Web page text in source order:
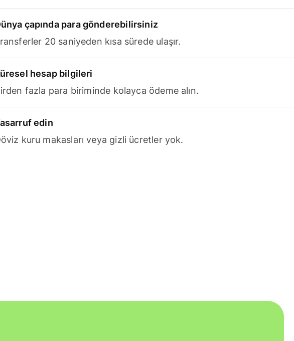
çapında para gönderebilirsiniz
20 saniyeden kısa sürede ulaşır.
hesap bilgileri
fazla para biriminde kolayca ödeme alın.
edin
kuru makasları veya gizli ücretler yok.